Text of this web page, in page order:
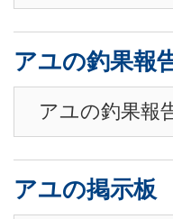
アユの釣果報
アユの釣果報
アユの掲示板